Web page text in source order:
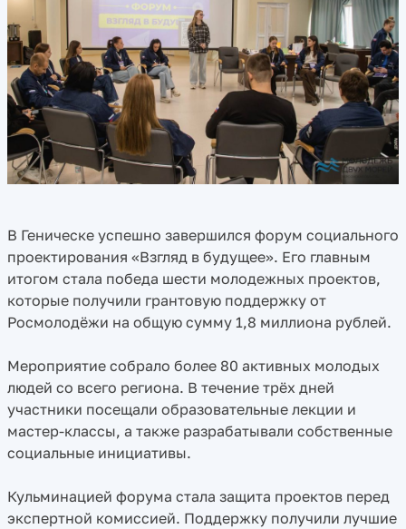
В Геническе успешно завершился форум социального
проектирования «Взгляд в будущее». Его главным
итогом стала победа шести молодежных проектов,
которые получили грантовую поддержку от
Росмолодёжи на общую сумму 1,8 миллиона рублей.
Мероприятие собрало более 80 активных молодых
людей со всего региона. В течение трёх дней
участники посещали образовательные лекции и
мастер-классы, а также разрабатывали собственные
социальные инициативы.
Кульминацией форума стала защита проектов перед
экспертной комиссией. Поддержку получили лучшие